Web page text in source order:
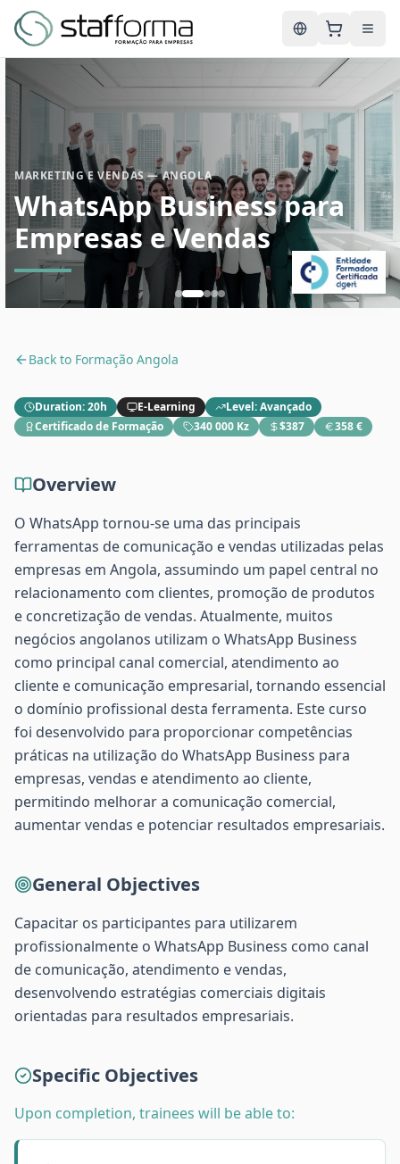
English
MARKETING E VENDAS — ANGOLA
WhatsApp Business para
Empresas e Vendas
Back to Formação Angola
Duration:20h E-Learning Level:Avançado
Certificado de Formação
340 000 Kz $387 358 €
Overview
O WhatsApp tornou-se uma das principais
ferramentas de comunicação e vendas utilizadas pelas
empresas em Angola, assumindo um papel central no
relacionamento com clientes, promoção de produtos
e concretização de vendas. Atualmente, muitos
negócios angolanos utilizam o WhatsApp Business
como principal canal comercial, atendimento ao
cliente e comunicação empresarial, tornando essencial
o domínio profissional desta ferramenta. Este curso
foi desenvolvido para proporcionar competências
práticas na utilização do WhatsApp Business para
empresas, vendas e atendimento ao cliente,
permitindo melhorar a comunicação comercial,
aumentar vendas e potenciar resultados empresariais.
General Objectives
Capacitar os participantes para utilizarem
profissionalmente o WhatsApp Business como canal
de comunicação, atendimento e vendas,
desenvolvendo estratégias comerciais digitais
orientadas para resultados empresariais.
Specific Objectives
Upon completion, trainees will be able to: